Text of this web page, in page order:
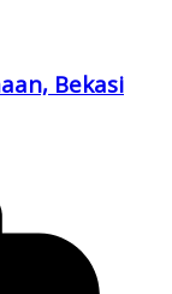
Bekasi